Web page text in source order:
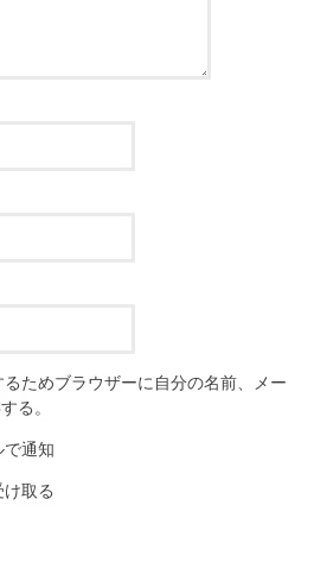
ためブラウザーに自分の名前、メー
る。
で通知
取る